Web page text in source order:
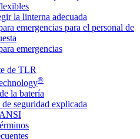
la linterna adecuada
emergencias para el personal de
emergencias
de TLR
®
la batería
seguridad explicada